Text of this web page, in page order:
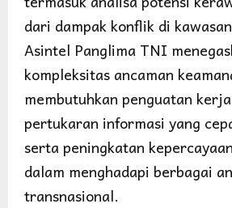
dari dampak konflik di
Asintel Panglima TNI
kompleksitas ancaman
membutuhkan penguatan
pertukaran informasi yang
serta peningkatan
dalam menghadapi berbagai
transnasional.